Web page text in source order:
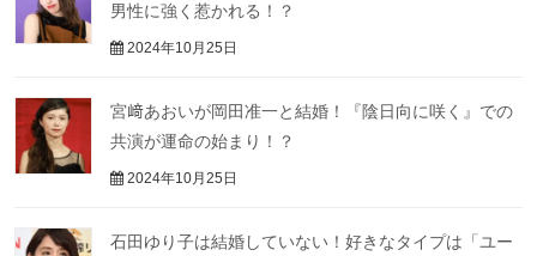
男性に強く惹かれる！？
2024年10月25日
宮﨑あおいが岡田准一と結婚！『陰日向に咲く』での
共演が運命の始まり！？
2024年10月25日
石田ゆり子は結婚していない！好きなタイプは「ユー